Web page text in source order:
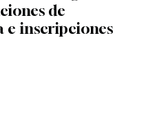
de
inscripciones